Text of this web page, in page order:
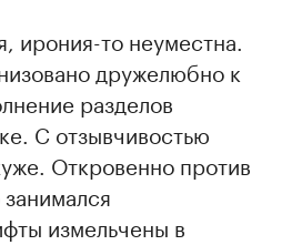
ирония-то неуместна.
дружелюбно к
разделов
С отзывчивостью
Откровенно против
измельчены в